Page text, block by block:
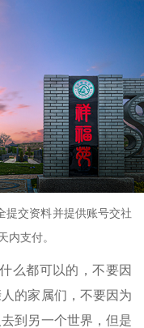
提交资料并提供账号交社
内支付。
么都可以的，不要因
的家属们，不要因为
到另一个世界，但是